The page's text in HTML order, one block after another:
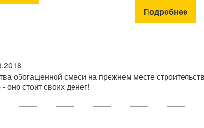
Подробнее
обогащенной смеси на прежнем месте
оно стоит своих денег!